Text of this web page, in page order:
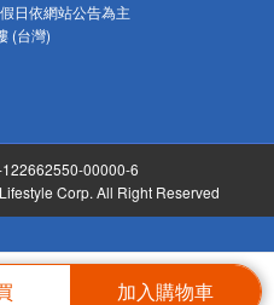
加入購物車
日依網站公告為主
(台灣)
00000-6
Corp. All Right Reserved